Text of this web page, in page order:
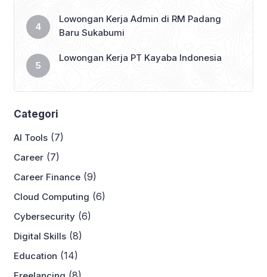
Lowongan Kerja Admin di RM Padang
Baru Sukabumi
Lowongan Kerja PT Kayaba Indonesia
Categori
AI Tools (7)
Career (7)
Career Finance (9)
Cloud Computing (6)
Cybersecurity (6)
Digital Skills (8)
Education (14)